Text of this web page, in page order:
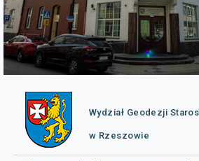
Wydział Geodezji
w Rzeszowie